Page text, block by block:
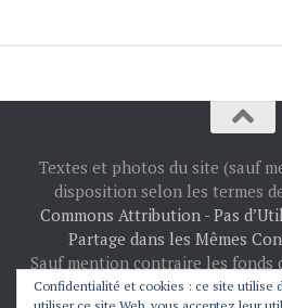
Textes et photos du site (sauf
disposition selon les termes
Commons Attribution - Pas
Partage dans les Mêmes
Sauf mention contraire les fonds
projetOpenStreetMap: ©
Confidentialité et cookies : ce site utilise